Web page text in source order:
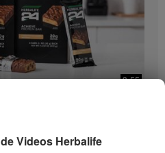
Videos Herbalife
0:55